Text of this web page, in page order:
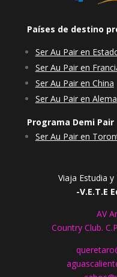
Países de destino
Ser Au Pair en
Ser Au Pair en
Ser Au Pair en China
Ser Au Pair en
Programa Demi Pair
Ser Au Pair en
Viaja Estudia
-V.E.T.E
AV
Country Club.